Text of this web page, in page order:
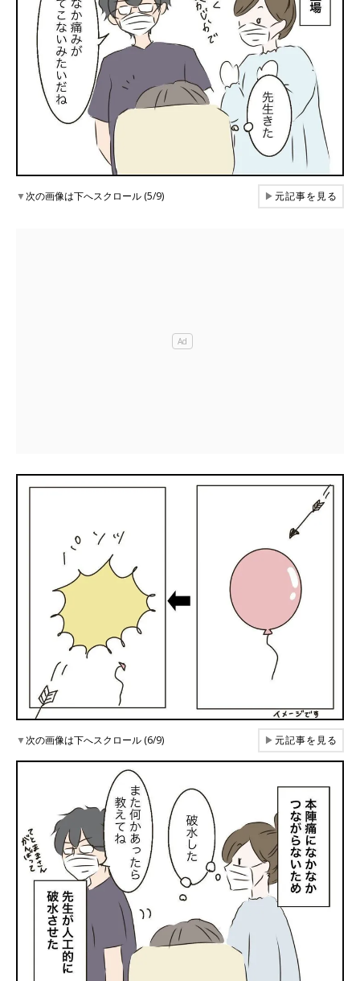
▼次の画像は下へスクロール (5/9) ▶元記事を見る
▼次の画像は下へスクロール (6/9) ▶元記事を見る